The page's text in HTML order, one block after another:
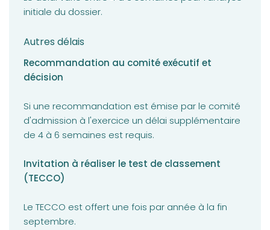
initiale du dossier.
Autres délais
Recommandation au comité exécutif et
décision
Si une recommandation est émise par le comité
d'admission à l'exercice un délai supplémentaire
de 4 à 6 semaines est requis.
Invitation à réaliser le test de classement
(TECCO)
Le TECCO est offert une fois par année à la fin
septembre.